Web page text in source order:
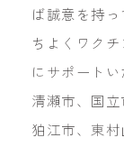
ば誠意を持
ちよくワク
にサポート
清瀬市、国立
狛江市、東